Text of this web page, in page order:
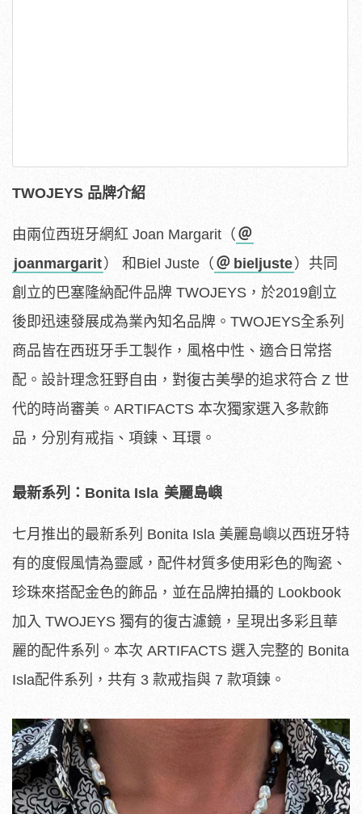
TWOJEYS 品牌介紹
由兩位西班牙網紅 Joan Margarit （ ＠
joanmargarit） 和Biel Juste （ ＠ bieljuste） 共同
創立的巴塞隆納配件品牌 TWOJEYS ， 於2019創立
後即迅速發展成為業內知名品牌。TWOJEYS全系列
商品皆在西班牙手工製作，風格中性、適合日常搭
配。設計理念狂野自由 ， 對復古美學的追求符合 Z 世
代的時尚審美。 ARTIFACTS 本次獨家選入多款飾
品，分別有戒指、項鍊、耳環 。
最新系列： Bonita Isla 美麗島嶼
七月推出的最新系列 Bonita Isla 美麗島嶼以西班牙特
有的度假風情為靈感，配件材質多使用彩色的陶瓷、
珍珠來搭配金色的飾品，並在品牌拍攝的 Lookbook
加入 TWOJEYS 獨有的復古濾鏡，呈現出多彩且華
麗的配件系列。本次 ARTIFACTS 選入完整的 Bonita
Isla配件系列，共有 3 款戒指與 7 款項鍊。